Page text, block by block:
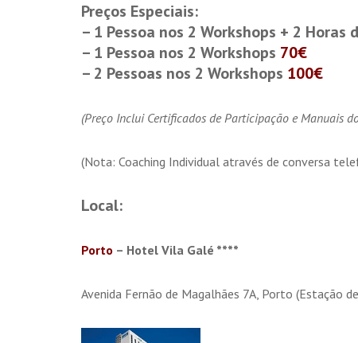
Preços Especiais:
– 1 Pessoa nos 2 Workshops + 2 Horas
– 1 Pessoa nos 2 Workshops 70€
– 2 Pessoas nos 2 Workshops 100€
(Preço Inclui Certificados de Participação e Manuais
(Nota: Coaching Individual através de conversa
Local:
Porto – Hotel Vila Galé ****
Avenida Fernão de Magalhães 7A, Porto (Estação